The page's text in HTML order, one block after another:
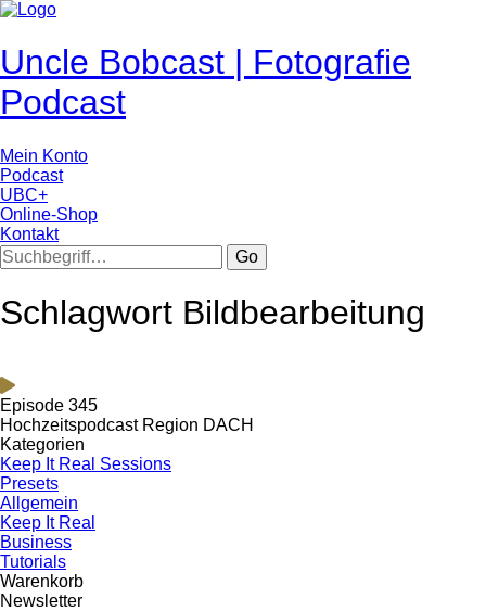
Uncle Bobcast | Fotografie
Podcast
Mein Konto
Podcast
UBC+
Online-Shop
Kontakt
Go
Schlagwort Bildbearbeitung
Episode 345
Hochzeitspodcast Region DACH
Kategorien
Keep It Real Sessions
Presets
Allgemein
Keep It Real
Business
Tutorials
Warenkorb
Newsletter